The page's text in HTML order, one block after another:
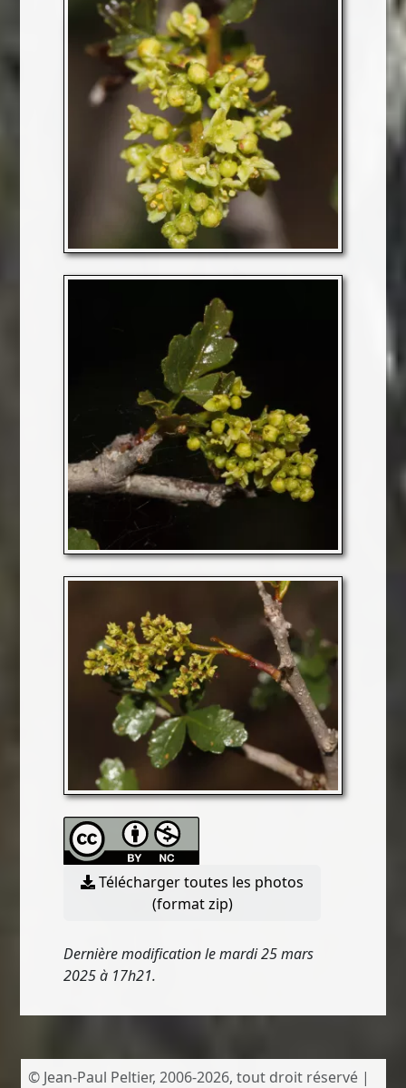
Télécharger toutes les photos
(format zip)
Dernière modification le mardi 25 mars
2025 à 17h21.
© Jean-Paul Peltier, 2006-2026, tout droit réservé |